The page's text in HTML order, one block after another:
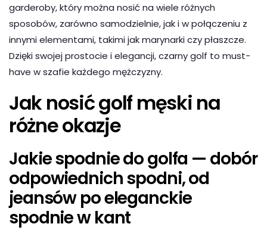
garderoby, który można nosić na wiele różnych
sposobów, zarówno samodzielnie, jak i w połączeniu z
innymi elementami, takimi jak marynarki czy płaszcze.
Dzięki swojej prostocie i elegancji, czarny golf to must-
have w szafie każdego mężczyzny.
Jak nosić golf męski na
różne okazje
Jakie spodnie do golfa — dobór
odpowiednich spodni, od
jeansów po eleganckie
spodnie w kant